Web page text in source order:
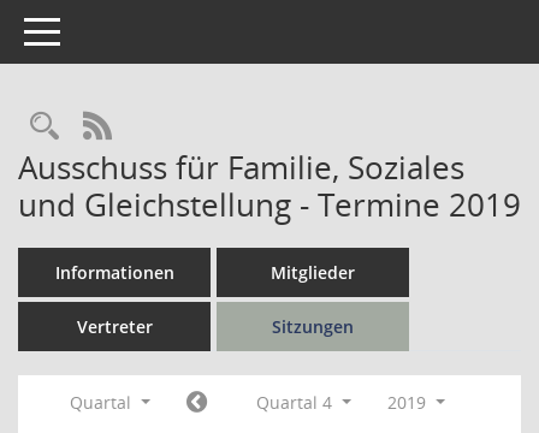
Toggle navigation
Rechercheauswahl
RSS-Feed
Ausschuss für Familie, Soziales
und Gleichstellung - Termine 2019
Informationen Mitglieder
Vertreter Sitzungen
Quartal Quartal 4
2019